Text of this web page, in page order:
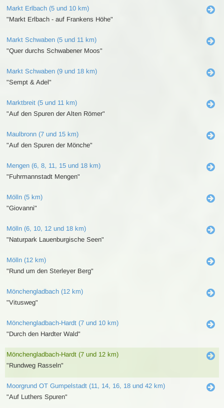
Markt Erlbach (5 und 10 km)
"Markt Erlbach - auf Frankens Höhe"
Markt Schwaben (5 und 11 km)
"Quer durchs Schwabener Moos"
Markt Schwaben (9 und 18 km)
"Sempt & Adel"
Marktbreit (5 und 11 km)
"Auf den Spuren der Alten Römer"
Maulbronn (7 und 15 km)
"Auf den Spuren der Mönche"
Mengen (6, 8, 11, 15 und 18 km)
"Fuhrmannstadt Mengen"
Mölln (5 km)
"Giovanni"
Mölln (6, 10, 12 und 18 km)
"Naturpark Lauenburgische Seen"
Mölln (12 km)
"Rund um den Sterleyer Berg"
Mönchengladbach (12 km)
"Vitusweg"
Mönchengladbach-Hardt (7 und 10 km)
"Durch den Hardter Wald"
Mönchengladbach-Hardt (7 und 12 km)
"Rundweg Rasseln"
Moorgrund OT Gumpelstadt (11, 14, 16, 18 und 42 km)
"Auf Luthers Spuren"